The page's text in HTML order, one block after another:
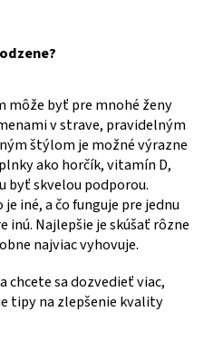
môže byť pre mnohé ženy
v strave, pravidelným
štýlom je možné výrazne
ako horčík, vitamín D,
byť skvelou podporou.
iné, a čo funguje pre jednu
inú. Najlepšie je skúšať rôzne
najviac vyhovuje.
chcete sa dozvedieť viac,
tipy na zlepšenie kvality